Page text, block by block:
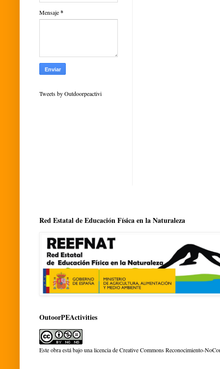
Mensaje*
Tweets by Outdoorpeactivi
Red Estatal de Educación Física en la Naturaleza
OutoorPEActivities
Este obra está bajo unalicencia de Creative Commons Reconocimiento-